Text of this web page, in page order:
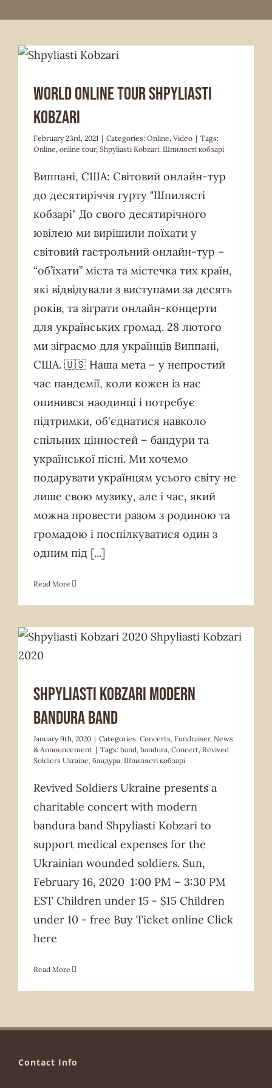
World online tour Shpyliasti
Kobzari
February 23rd, 2021 | Categories: Online, Video | Tags:
Online, online tour, Shpyliasti Kobzari, Шпилясті кобзарі
Виппані, США: Світовий онлайн-тур
до десятиріччя гурту "Шпилясті
кобзарі" До свого десятирічного
ювілею ми вирішили поїхати у
світовий гастрольний онлайн-тур –
“об’їхати” міста та містечка тих країн,
які відвідували з виступами за десять
років, та зіграти онлайн-концерти
для українських громад. 28 лютого
ми зіграємо для українців Виппані,
США. 🇺🇸 Наша мета – у непростий
час пандемії, коли кожен із нас
опинився наодинці і потребує
підтримки, об'єднатися навколо
спільних цінностей – бандури та
української пісні. Ми хочемо
подарувати українцям усього світу не
лише свою музику, але і час, який
можна провести разом з родиною та
громадою і поспілкуватися один з
одним під [...]
Read More
Shpyliasti Kobzari modern
bandura band
January 9th, 2020 | Categories: Concerts, Fundraiser, News
& Announcement | Tags: band, bandura, Concert, Revived
Soldiers Ukraine, бандура, Шпилясті кобзарі
Revived Soldiers Ukraine presents a
charitable concert with modern
bandura band Shpyliasti Kobzari to
support medical expenses for the
Ukrainian wounded soldiers. Sun,
February 16, 2020 1:00 PM – 3:30 PM
EST Children under 15 - $15 Children
under 10 - free Buy Ticket online Click
here
Read More
Contact Info